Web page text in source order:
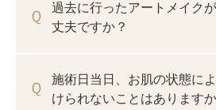
過去に行ったアートメイク
丈夫ですか？
施術日当日、お肌の状態に
けられないことはあります